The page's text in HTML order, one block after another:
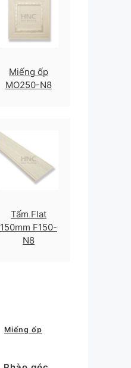
Miếng ốp
MO250-N8
Tấm Flat
150mm F150-
N8
Miếng ốp